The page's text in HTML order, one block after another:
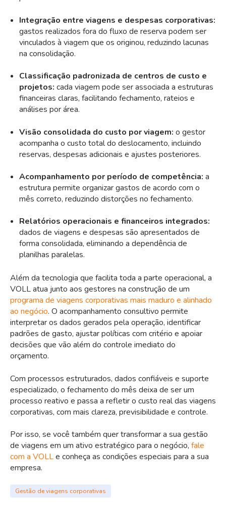
Integração entre viagens e despesas corporativas:
gastos realizados fora do fluxo de reserva podem ser
vinculados à viagem que os originou, reduzindo lacunas
na consolidação.
Classificação padronizada de centros de custo e
projetos: cada viagem pode ser associada a estruturas
financeiras claras, facilitando fechamento, rateios e
análises por área.
Visão consolidada do custo por viagem: o gestor
acompanha o custo total do deslocamento, incluindo
reservas, despesas adicionais e ajustes posteriores.
Acompanhamento por período de competência: a
estrutura permite organizar gastos de acordo com o
mês correto, reduzindo distorções no fechamento.
Relatórios operacionais e financeiros integrados:
dados de viagens e despesas são apresentados de
forma consolidada, eliminando a dependência de
planilhas paralelas.
Além da tecnologia que facilita toda a parte operacional, a
VOLL atua junto aos gestores na construção de um
programa de viagens corporativas mais maduro e alinhado
ao negócio. O acompanhamento consultivo permite
interpretar os dados gerados pela operação, identificar
padrões de gasto, ajustar políticas com critério e apoiar
decisões que vão além do controle imediato do
orçamento.
Com processos estruturados, dados confiáveis e suporte
especializado, o fechamento do mês deixa de ser um
processo reativo e passa a refletir o custo real das viagens
corporativas, com mais clareza, previsibilidade e controle.
Por isso, se você também quer transformar a sua gestão
de viagens em um ativo estratégico para o negócio, fale
com a VOLLe conheça as condições especiais para a sua
empresa.
Gestão de viagens corporativas